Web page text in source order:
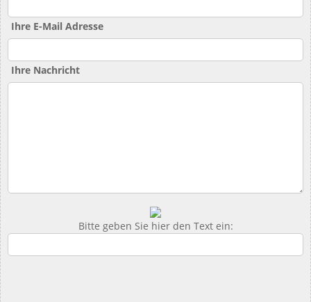
Ihre E-Mail Adresse
Ihre Nachricht
Bitte geben Sie hier den Text ein: